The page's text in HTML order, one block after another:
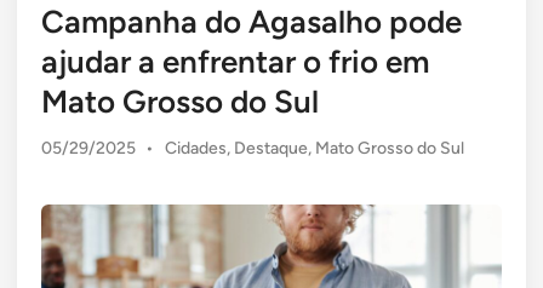
Campanha do Agasalho pode
ajudar a enfrentar o frio em
Mato Grosso do Sul
05/29/2025 •
Posted
Cidades, Destaque, Mato Grosso do Sul